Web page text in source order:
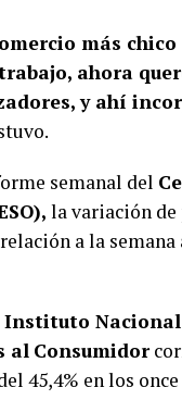
más
ahora
y ahí
semanal del
la variación de
a la
Instituto Nacional
al Consumidor
45,4% en los